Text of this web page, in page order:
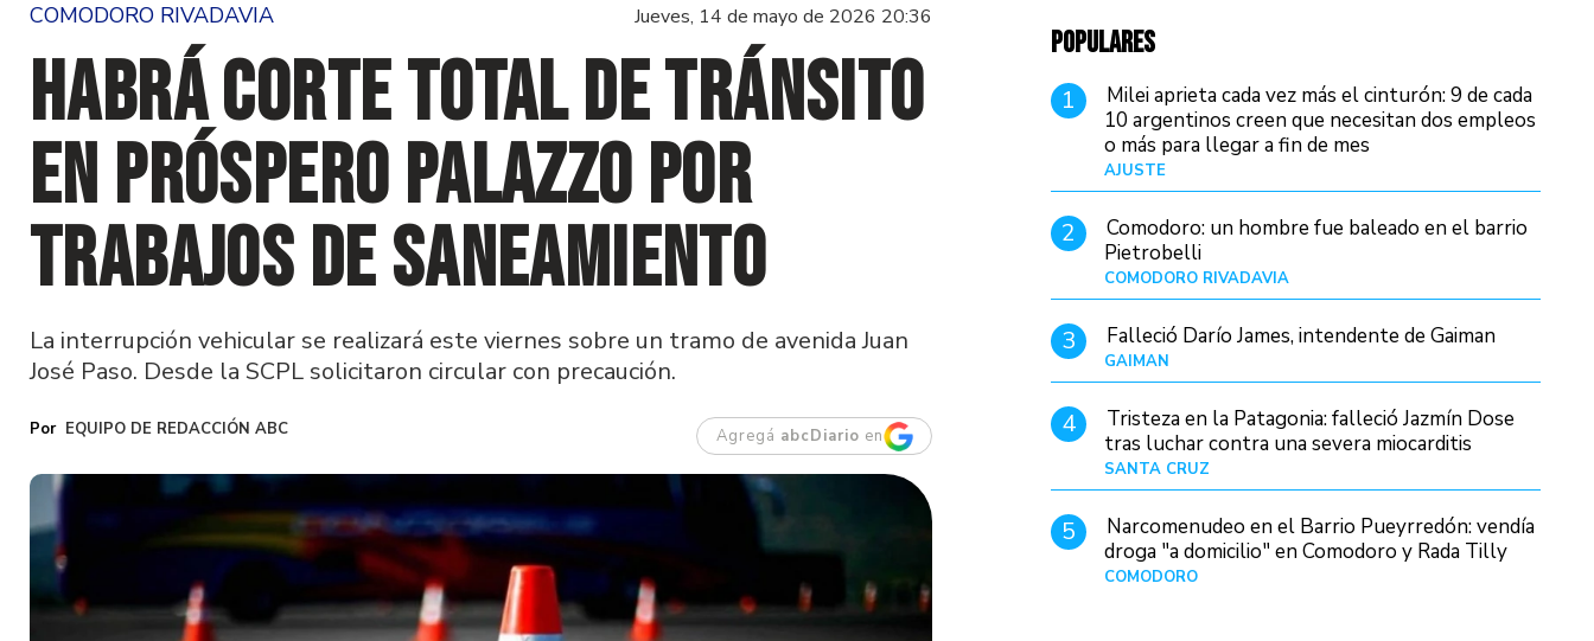
COMODORO RIVADAVIA Jueves, 14 de mayo de 2026 20:36
Habrá corte total de tránsito
en Próspero Palazzo por
trabajos de saneamiento
La interrupción vehicular se realizará este viernes sobre un tramo de avenida Juan
José Paso. Desde la SCPL solicitaron circular con precaución.
EQUIPO DE REDACCIÓN ABC Agregá abcDiario en
POPULARES
1
Milei aprieta cada vez más el cinturón: 9 de cada
10 argentinos creen que necesitan dos empleos
o más para llegar a fin de mes
AJUSTE
2
Comodoro: un hombre fue baleado en el barrio
Pietrobelli
COMODORO RIVADAVIA
3 Falleció Darío James, intendente de Gaiman
GAIMAN
4
Tristeza en la Patagonia: falleció Jazmín Dose
tras luchar contra una severa miocarditis
SANTA CRUZ
5
Narcomenudeo en el Barrio Pueyrredón: vendía
droga "a domicilio" en Comodoro y Rada Tilly
COMODORO